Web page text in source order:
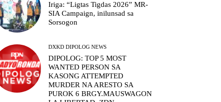
Iriga: “Ligtas Tigdas 2026” MR-
SIA Campaign, inilunsad sa
Sorsogon
DXKD DIPOLOG NEWS
DIPOLOG: TOP 5 MOST
WANTED PERSON SA
KASONG ATTEMPTED
MURDER NA ARESTO SA
PUROK 6 BRGY.MAUSWAGON